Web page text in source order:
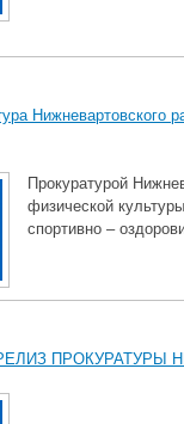
Нижневартовского
Прокуратурой
физической
спортивно –
ПРОКУРАТУРЫ